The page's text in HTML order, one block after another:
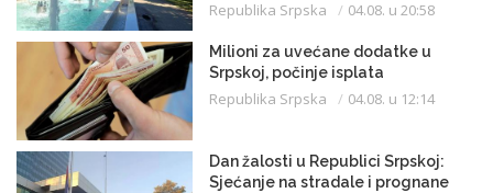
Republika Srpska 04.08. u 20:58
Milioni za uvećane dodatke u
Srpskoj, počinje isplata
Republika Srpska 04.08. u 12:14
Dan žalosti u Republici Srpskoj:
Sjećanje na stradale i prognane